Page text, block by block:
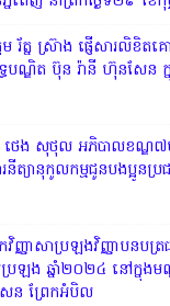
រ័ត្ន ស្រ៊ាង ផ្ញើសារលិខិតគ
ទ្ធបណ្ឌិត ប៊ុន រ៉ានី ហ៊ុនសែន
េង សុថុល អភិបាលខណ្ឌ៧ម
ត្យានុកូលកម្មជូនបងប្អូនប្រជ
វិញ្ញាសាប្រឡងវិញ្ញាបនបត្
ឡង ឆ្នាំ២០២៤ នៅក្នុង
ន ព្រែកអំបិល